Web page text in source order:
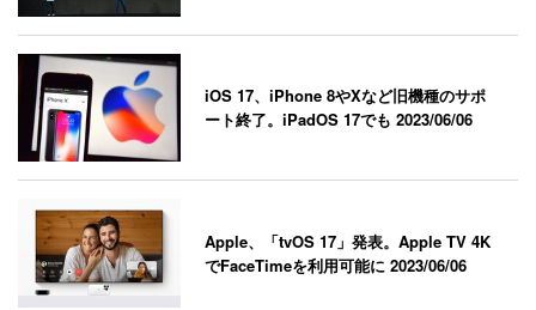
iOS 17、iPhone 8やXなど旧機種のサポ
ート終了。iPadOS 17でも2023/06/06
Apple、「tvOS 17」発表。Apple TV 4K
でFaceTimeを利用可能に2023/06/06